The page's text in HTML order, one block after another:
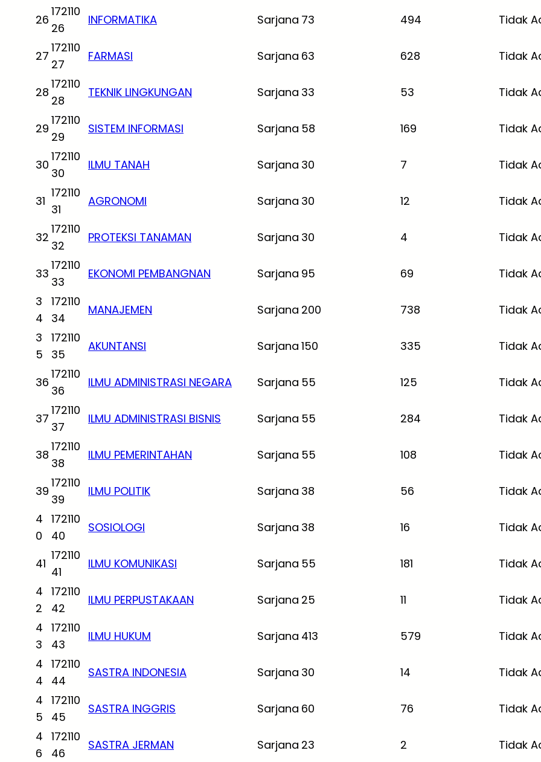
26
172110
26
INFORMATIKA Sarjana 73 494 Tidak
27
172110
27
FARMASI Sarjana 63 628 Tidak
28
172110
28
TEKNIK LINGKUNGAN Sarjana 33 53 Tidak
29
172110
29
SISTEM INFORMASI Sarjana 58 169 Tidak
30
172110
30
ILMU TANAH Sarjana 30 7 Tidak
31
172110
31
AGRONOMI Sarjana 30 12 Tidak
32
172110
32
PROTEKSI TANAMAN Sarjana 30 4 Tidak
33
172110
33
EKONOMI PEMBANGNAN Sarjana 95 69
Tidak
3
4
172110
34
MANAJEMEN Sarjana 200 738
Tidak
3
5
172110
35
AKUNTANSI Sarjana 150 335 Tidak
36
172110
36
ILMU ADMINISTRASI NEGARA Sarjana 55 125 Tidak
37
172110
37
ILMU ADMINISTRASI BISNIS Sarjana 55 284 Tidak
38
172110
38
ILMU PEMERINTAHAN Sarjana 55 108 Tidak
39
172110
39
ILMU POLITIK Sarjana 38 56
Tidak
4
0
172110
40
SOSIOLOGI Sarjana 38 16 Tidak
41
172110
41
ILMU KOMUNIKASI Sarjana 55 181
Tidak
4
2
172110
42
ILMU PERPUSTAKAAN Sarjana 25 11
Tidak
4
3
172110
43
ILMU HUKUM Sarjana 413 579
Tidak
4
4
172110
44
SASTRA INDONESIA Sarjana 30 14
Tidak
4
5
172110
45
SASTRA INGGRIS Sarjana 60 76
Tidak
4
6
172110
46
SASTRA JERMAN Sarjana 23 2 Tidak